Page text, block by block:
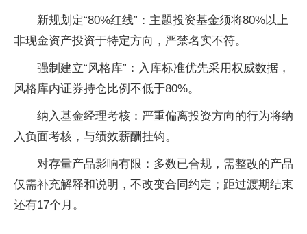
新规划定“80%红线”：主题投资基金须将80%以上
非现金资产投资于特定方向，严禁名实不符。
强制建立“风格库”：入库标准优先采用权威数据，
风格库内证券持仓比例不低于80%。
纳入基金经理考核：严重偏离投资方向的行为将纳
入负面考核，与绩效薪酬挂钩。
对存量产品影响有限：多数已合规，需整改的产品
仅需补充解释和说明，不改变合同约定；距过渡期结束
还有17个月。